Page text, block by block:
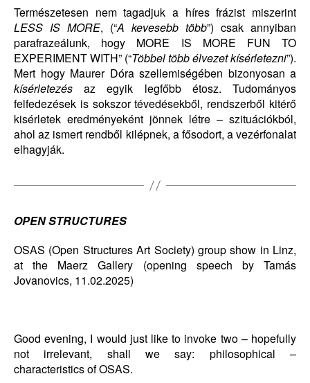
Természetesen nem tagadjuk a híres frázist miszerint
LESS IS MORE, (“A kevesebb több”) csak annyiban
parafrazeálunk, hogy MORE IS MORE FUN TO
EXPERIMENT WITH” (“Többel több élvezet kísérletezni”).
Mert hogy Maurer Dóra szellemiségében bizonyosan a
kísérletezésaz egyik legfőbb étosz. Tudományos
felfedezések is sokszor tévedésekből, rendszerből kitérő
kisérletek eredményeként jönnek létre – szituációkból,
ahol az ismert rendből kilépnek, a fősodort, a vezérfonalat
elhagyják.
OPEN STRUCTURES
OSAS (Open Structures Art Society) group show in Linz,
at the Maerz Gallery (opening speech by Tamás
Jovanovics, 11.02.2025)
Good evening, I would just like to invoke two – hopefully
not irrelevant, shall we say: philosophical –
characteristics of OSAS.